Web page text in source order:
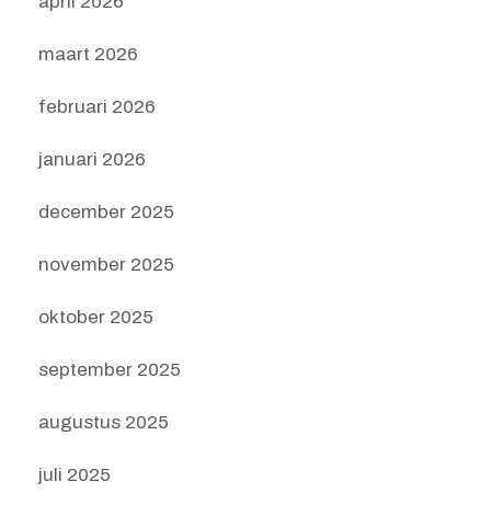
maart 2026
februari 2026
januari 2026
december 2025
november 2025
oktober 2025
september 2025
augustus 2025
juli 2025